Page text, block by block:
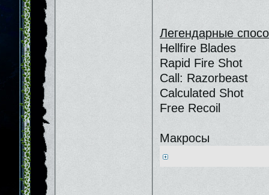
Легендарные
Hellfire Blades
Rapid Fire Shot
Call: Razorbeast
Calculated Shot
Free Recoil
Макросы